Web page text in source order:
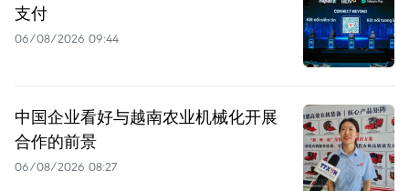
支付
06/08/2026 09:44
中国企业看好与越南农业机械化开展
合作的前景
06/08/2026 08:27